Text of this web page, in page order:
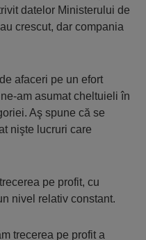
datelor Ministerului de
crescut, dar compania
afaceri pe un efort
am asumat cheltuieli în
Aş spune că se
nişte lucruri care
pe profit, cu
nivel relativ constant.
trecerea pe profit a